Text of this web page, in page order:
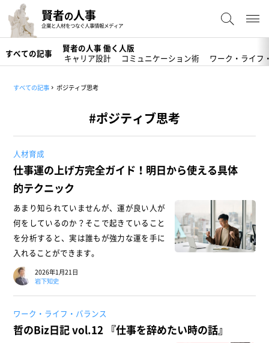
賢者の人事
企業と人材をつなぐ人事情報メディア
すべての記事
賢者の人事 働く人版
キャリア設計
コミュニケーション術 ワーク・ライフ
すべての記事 ポジティブ思考
#ポジティブ思考
人材育成
仕事運の上げ方完全ガイド！明日から使える具体
的テクニック
あまり知られていませんが、運が良い人が
何をしているのか？そこで起きていること
を分析すると、実は誰もが強力な運を手に
入れることができます。
2026年1月21日
岩下知史
ワーク・ライフ・バランス
哲のBiz日記 vol.12 『仕事を辞めたい時の話』